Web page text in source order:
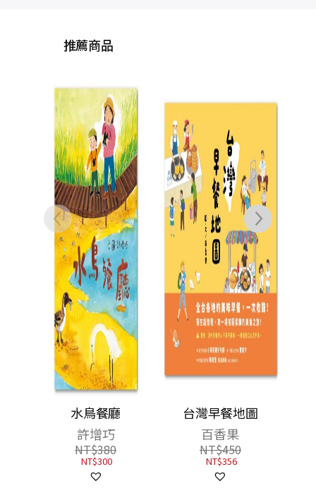
推薦商品
台灣早餐地圖
百香果
NT$450
NT$356
抱真實自我海報＆鐘
穎精彩導讀】）
孟炫
NT$450
NT$356